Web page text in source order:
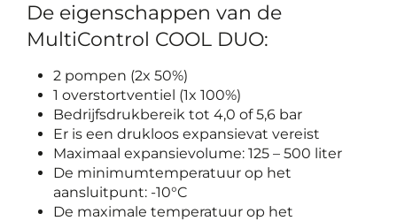
De eigenschappen van de
MultiControl COOL DUO:
2 pompen (2x 50%)
1 overstortventiel (1x 100%)
Bedrijfsdrukbereik tot 4,0 of 5,6 bar
Er is een drukloos expansievat vereist
Maximaal expansievolume: 125 – 500 liter
De minimumtemperatuur op het
aansluitpunt: -10°C
De maximale temperatuur op het